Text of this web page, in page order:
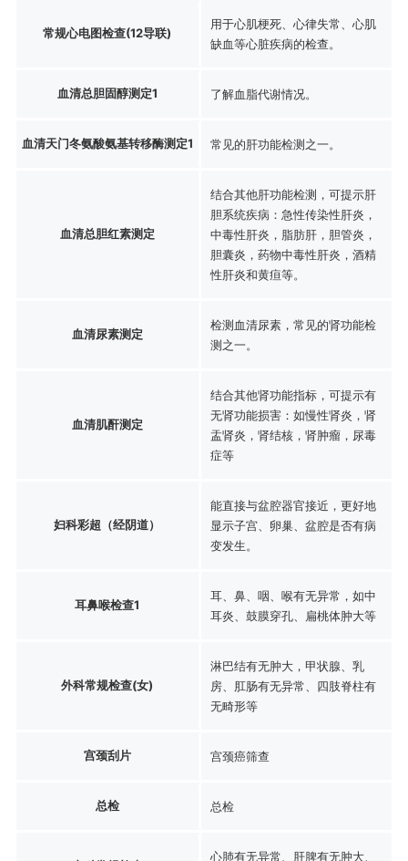
常规心电图检查(12导联)
用于心肌梗死、心律失常、心肌
缺血等心脏疾病的检查。
血清总胆固醇测定1 了解血脂代谢情况。
血清天门冬氨酸氨基转移酶测定1 常见的肝功能检测之一。
血清总胆红素测定
结合其他肝功能检测，可提示肝
胆系统疾病：急性传染性肝炎，
中毒性肝炎，脂肪肝，胆管炎，
胆囊炎，药物中毒性肝炎，酒精
性肝炎和黄疸等。
血清尿素测定
检测血清尿素，常见的肾功能检
测之一。
血清肌酐测定
结合其他肾功能指标，可提示有
无肾功能损害：如慢性肾炎，肾
盂肾炎，肾结核，肾肿瘤，尿毒
症等
妇科彩超（经阴道）
能直接与盆腔器官接近，更好地
显示子宫、卵巢、盆腔是否有病
变发生。
耳鼻喉检查1
耳、鼻、咽、喉有无异常，如中
耳炎、鼓膜穿孔、扁桃体肿大等
外科常规检查(女)
淋巴结有无肿大，甲状腺、乳
房、肛肠有无异常、四肢脊柱有
无畸形等
宫颈刮片 宫颈癌筛查
总检 总检
心肺有无异常、肝脾有无肿大、